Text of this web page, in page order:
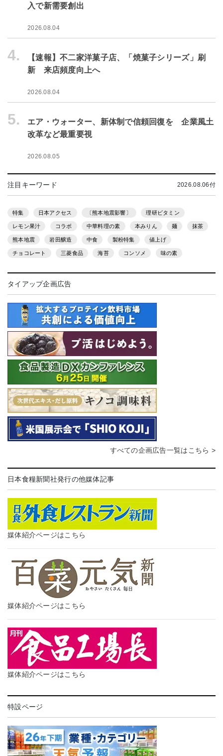
入で新需要創出
2026.08.04
4.
【速報】不二家洋菓子店、「焼菓子シリーズ」刷
新 来店頻度向上へ
2026.08.04
5.
エア・ウォーター、新体制で信頼回復を 企業風土
改革など最重要視
2026.08.05
注目キーワード 2026.08.06付
特集 日本アクセス 〔熊本地震影響〕 理研ビタミン
レモン果汁 コラボ 中華料理の素 本みりん 麺 抹茶
熊本地震 岩田醸造 中食 製粉特集 値上げ
チョコレート 三菱食品 海苔 コンソメ 味の素
タイアップ企画広告
すべての企画広告一覧はこちら >
日本食糧新聞社発行の他媒体記事
媒体紹介ページはこちら
媒体紹介ページはこちら
媒体紹介ページはこちら
特設ページ